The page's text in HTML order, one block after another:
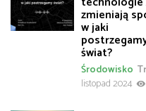
zmieniają
w jaki
świat?
Środowisko
listopad 2024